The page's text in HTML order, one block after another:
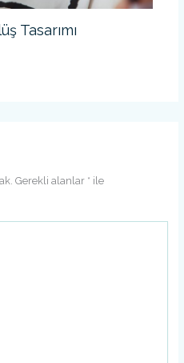
Tasarımı
Gerekli alanlar * ile